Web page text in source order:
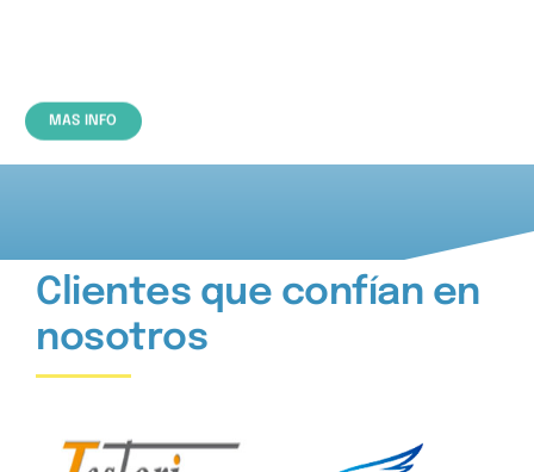
MAS INFO
Clientes que confían en
nosotros